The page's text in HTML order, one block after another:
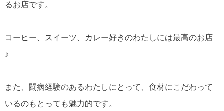
るお店です。
コーヒー、スイーツ、カレー好きのわたしには最高のお店
♪
また、闘病経験のあるわたしにとって、食材にこだわって
いるのもとっても魅力的です。